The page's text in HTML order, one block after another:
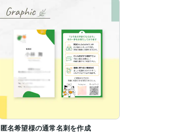
匿名希望様の通常名刺を作成